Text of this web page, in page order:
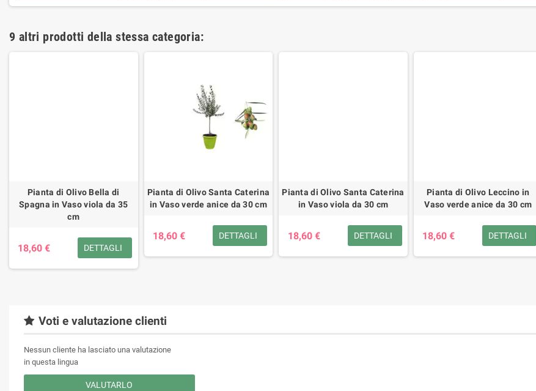
9 altri prodotti della stessa categoria:
Pianta di Olivo Bella di
Spagna in Vaso viola da 35
cm
18,60 € DETTAGLI
Pianta di Olivo Santa Caterina
in Vaso verde anice da 30 cm
18,60 € DETTAGLI
Pianta di Olivo Santa Caterina
in Vaso viola da 30 cm
18,60 € DETTAGLI
Pianta di Olivo Leccino in
Vaso verde anice da 30 cm
18,60 € DETTAGLI
Voti e valutazione clienti
Nessun cliente ha lasciato una valutazione
in questa lingua
VALUTARLO